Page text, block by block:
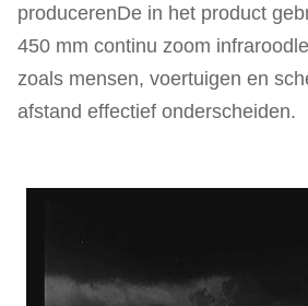
producerenDe in het product
450 mm continu zoom
zoals mensen, voertuigen en
afstand effectief onderscheiden.